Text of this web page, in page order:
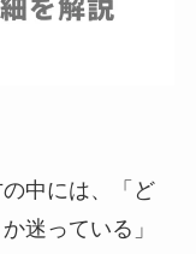
中には、「ど
迷っている」